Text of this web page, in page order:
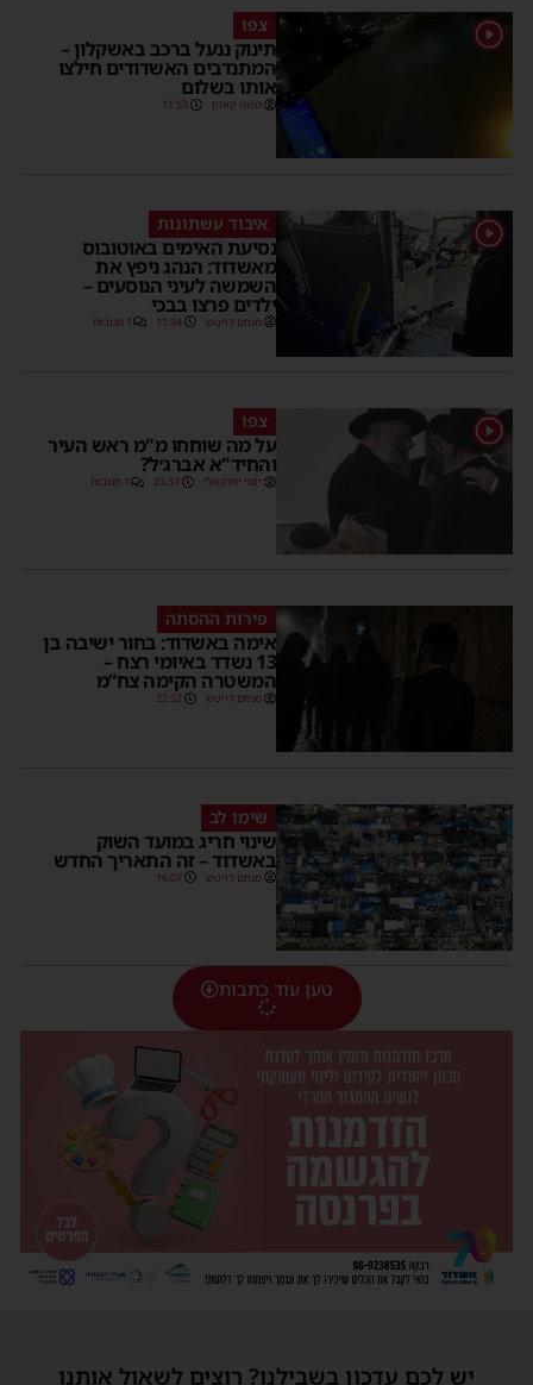
1 צפו
תינוק ננעל ברכב באשקלון –
המתנדבים האשדודים חילצו
אותו בשלום
משה קאהן 11:53
1 איבוד עשתונות
נסיעת האימים באוטובוס
מאשדוד: הנהג ניפץ את
השמשה לעיני הנוסעים –
ילדים פרצו בבכי
מנחם דויטש 11:34 1 תגובות
1 צפו
על מה שוחחו מ"מ ראש העיר
והחיד"א אברג׳ל?
יוסי יחזקאלי 23:37 1 תגובות
פירות ההסתה
אימה באשדוד: בחור ישיבה בן
13 נשדד באיומי רצח –
המשטרה הקימה צח”מ
מנחם דויטש 22:32
שימו לב
שינוי חריג במועד השוק
באשדוד – זה התאריך החדש
מנחם דויטש 16:07
טען עוד כתבות
יש לכם עדכון בשבילנו? רוצים לשאול אותנו